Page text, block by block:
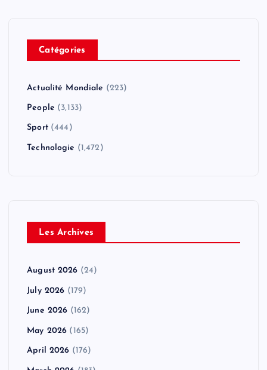
Catégories
Actualité Mondiale (223)
People (3,133)
Sport(444)
Technologie (1,472)
Les Archives
August 2026 (24)
July 2026 (179)
June 2026 (162)
May 2026 (165)
April 2026 (176)